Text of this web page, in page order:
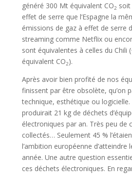
généré 300 Mt équivalent CO2
effet de serre que l’Espagne la
émissions de gaz à effet de serre
streaming comme Netflix ou
sont équivalentes à celles du Chili
équivalent CO2).
Après avoir bien profité de nos
finissent par être obsolète, qu’on
technique, esthétique ou logicielle.
produirait 21 kg de déchets
électroniques par an. Très peu de
collectés… Seulement 45 %
l’ambition européenne d’atteindre
année. Une autre question
ces déchets électroniques. En